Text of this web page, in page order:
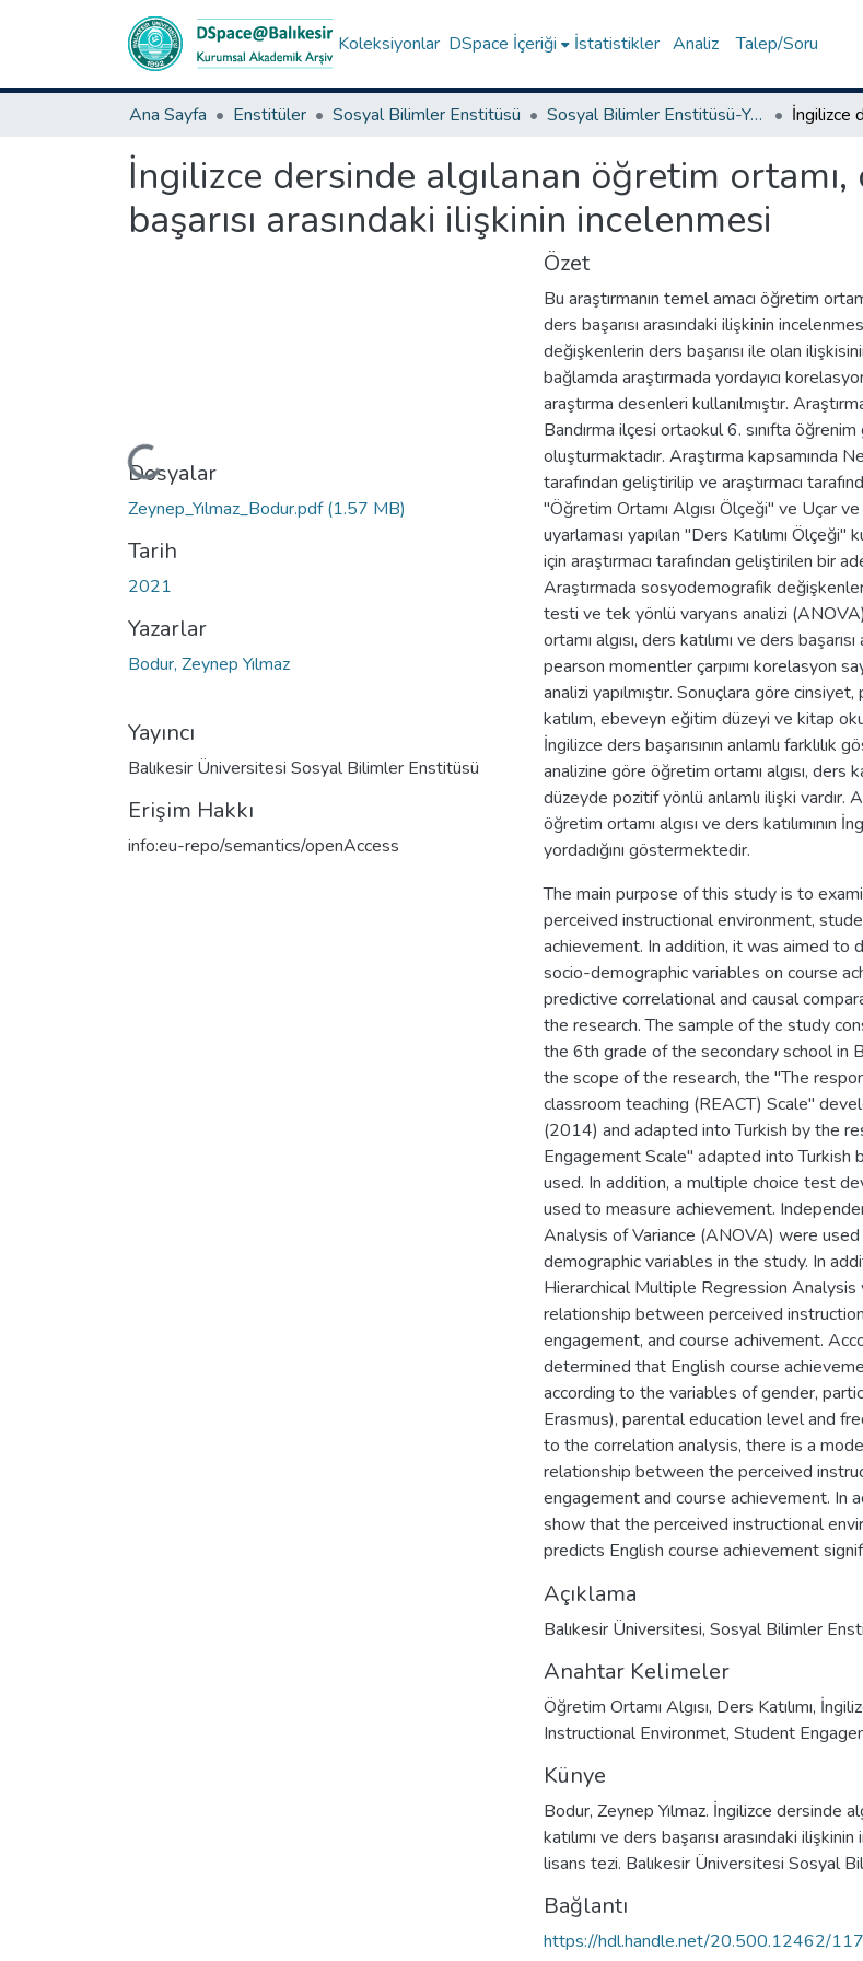
Koleksiyonlar DSpace İçeriği İstatistikler Analiz Talep/Soru
Ana Sayfa Enstitüler Sosyal Bilimler Enstitüsü Sosyal Bilimler Enstitüsü-Yüksek Lisans Tezleri
İngilizce dersinde algılanan öğretim ortamı,
başarısı arasındaki ilişkinin incelenmesi
Yükleniyor...Dosyalar
Zeynep_Yılmaz_Bodur.pdf(1.57 MB)
Tarih
2021
Yazarlar
Bodur, Zeynep Yılmaz
Yayıncı
Balıkesir Üniversitesi Sosyal Bilimler Enstitüsü
Erişim Hakkı
info:eu-repo/semantics/openAccess
Özet
Bu araştırmanın temel amacı öğretim
ders başarısı arasındaki ilişkinin
değişkenlerin ders başarısı ile olan
bağlamda araştırmada yordayıcı
araştırma desenleri kullanılmıştır.
Bandırma ilçesi ortaokul 6. sınıfta
oluşturmaktadır. Araştırma kapsamında
tarafından geliştirilip ve araştırmacı
"Öğretim Ortamı Algısı Ölçeği" ve Uçar
uyarlaması yapılan "Ders Katılımı Ölçeği"
için araştırmacı tarafından geliştirilen bir
Araştırmada sosyodemografik
testi ve tek yönlü varyans analizi (ANOVA)
ortamı algısı, ders katılımı ve ders
pearson momentler çarpımı korelasyon
analizi yapılmıştır. Sonuçlara göre
katılım, ebeveyn eğitim düzeyi ve kitap
İngilizce ders başarısının anlamlı
analizine göre öğretim ortamı algısı, ders
düzeyde pozitif yönlü anlamlı ilişki vardır.
öğretim ortamı algısı ve ders katılımının
yordadığını göstermektedir.
The main purpose of this study is to
perceived instructional environment,
achievement. In addition, it was aimed
socio-demographic variables on course
predictive correlational and causal
the research. The sample of the study
the 6th grade of the secondary school in
the scope of the research, the "The
classroom teaching (REACT) Scale"
(2014) and adapted into Turkish by the
Engagement Scale" adapted into Turkish
used. In addition, a multiple choice test
used to measure achievement.
Analysis of Variance (ANOVA) were
demographic variables in the study. In
Hierarchical Multiple Regression
relationship between perceived
engagement, and course achivement.
determined that English course
according to the variables of gender,
Erasmus), parental education level and
to the correlation analysis, there is a
relationship between the perceived
engagement and course achievement. In
show that the perceived instructional
predicts English course achievement
Açıklama
Balıkesir Üniversitesi, Sosyal Bilimler
Anahtar Kelimeler
Öğretim Ortamı Algısı, Ders Katılımı,
Instructional Environmet, Student
Künye
Bodur, Zeynep Yılmaz. İngilizce dersinde
katılımı ve ders başarısı arasındaki
lisans tezi. Balıkesir Üniversitesi Sosyal
Bağlantı
https://hdl.handle.net/20.500.12462/